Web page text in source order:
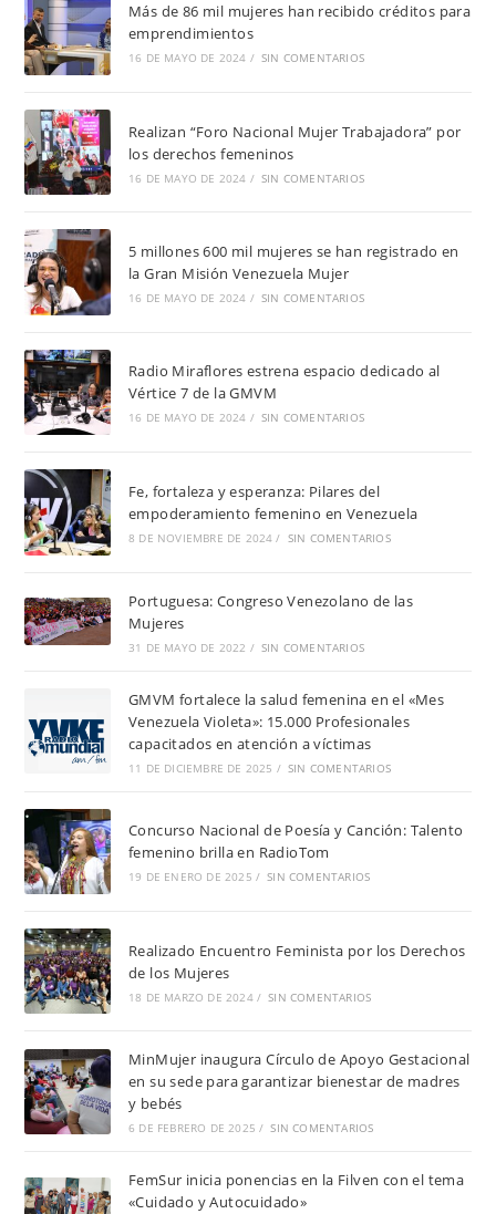
Más de 86 mil mujeres han recibido créditos para
emprendimientos
16 DE MAYO DE 2024 / SIN COMENTARIOS
Realizan “Foro Nacional Mujer Trabajadora” por
los derechos femeninos
16 DE MAYO DE 2024 / SIN COMENTARIOS
5 millones 600 mil mujeres se han registrado en
la Gran Misión Venezuela Mujer
16 DE MAYO DE 2024 / SIN COMENTARIOS
Radio Miraflores estrena espacio dedicado al
Vértice 7 de la GMVM
16 DE MAYO DE 2024 / SIN COMENTARIOS
Fe, fortaleza y esperanza: Pilares del
empoderamiento femenino en Venezuela
8 DE NOVIEMBRE DE 2024 / SIN COMENTARIOS
Portuguesa: Congreso Venezolano de las
Mujeres
31 DE MAYO DE 2022 / SIN COMENTARIOS
GMVM fortalece la salud femenina en el «Mes
Venezuela Violeta»: 15.000 Profesionales
capacitados en atención a víctimas
11 DE DICIEMBRE DE 2025 / SIN COMENTARIOS
Concurso Nacional de Poesía y Canción: Talento
femenino brilla en RadioTom
19 DE ENERO DE 2025 / SIN COMENTARIOS
Realizado Encuentro Feminista por los Derechos
de los Mujeres
18 DE MARZO DE 2024 / SIN COMENTARIOS
MinMujer inaugura Círculo de Apoyo Gestacional
en su sede para garantizar bienestar de madres
y bebés
6 DE FEBRERO DE 2025 / SIN COMENTARIOS
FemSur inicia ponencias en la Filven con el tema
«Cuidado y Autocuidado»